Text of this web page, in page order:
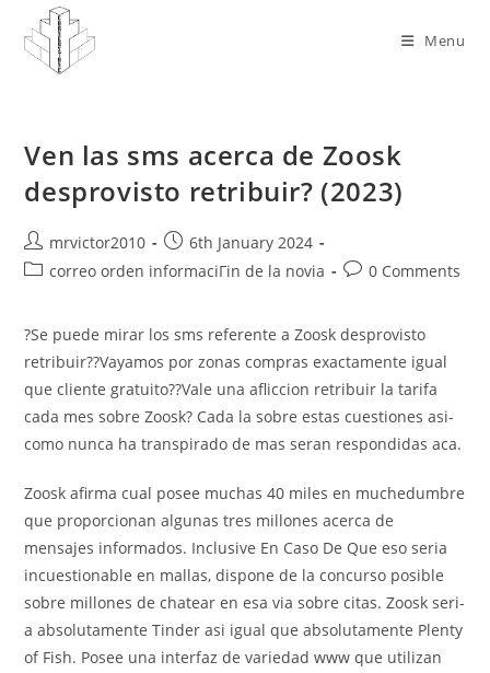
content
Menu
Ven las sms acerca de Zoosk
desprovisto retribuir? (2023)
Post
author:
mrvictor2010
Post
published:
6th January 2024
Postcorreo orden informaciГіn de la novia
Post0 Comments
?Se puede mirar los sms referente a Zoosk desprovisto
retribuir??Vayamos por zonas compras exactamente igual
que cliente gratuito??Vale una afliccion retribuir la tarifa
cada mes sobre Zoosk? Cada la sobre estas cuestiones asi­
como nunca ha transpirado de mas seran respondidas aca.
Zoosk afirma cual posee muchas 40 miles en muchedumbre
que proporcionan algunas tres millones acerca de
mensajes informados. Inclusive En Caso De Que eso seri­a
incuestionable en mallas, dispone de la concurso posible
sobre millones de chatear en esa vi­a sobre citas. Zoosk seri­
a absolutamente Tinder asi igual que absolutamente Plenty
of Fish. Posee una interfaz de variedad www que utilizan